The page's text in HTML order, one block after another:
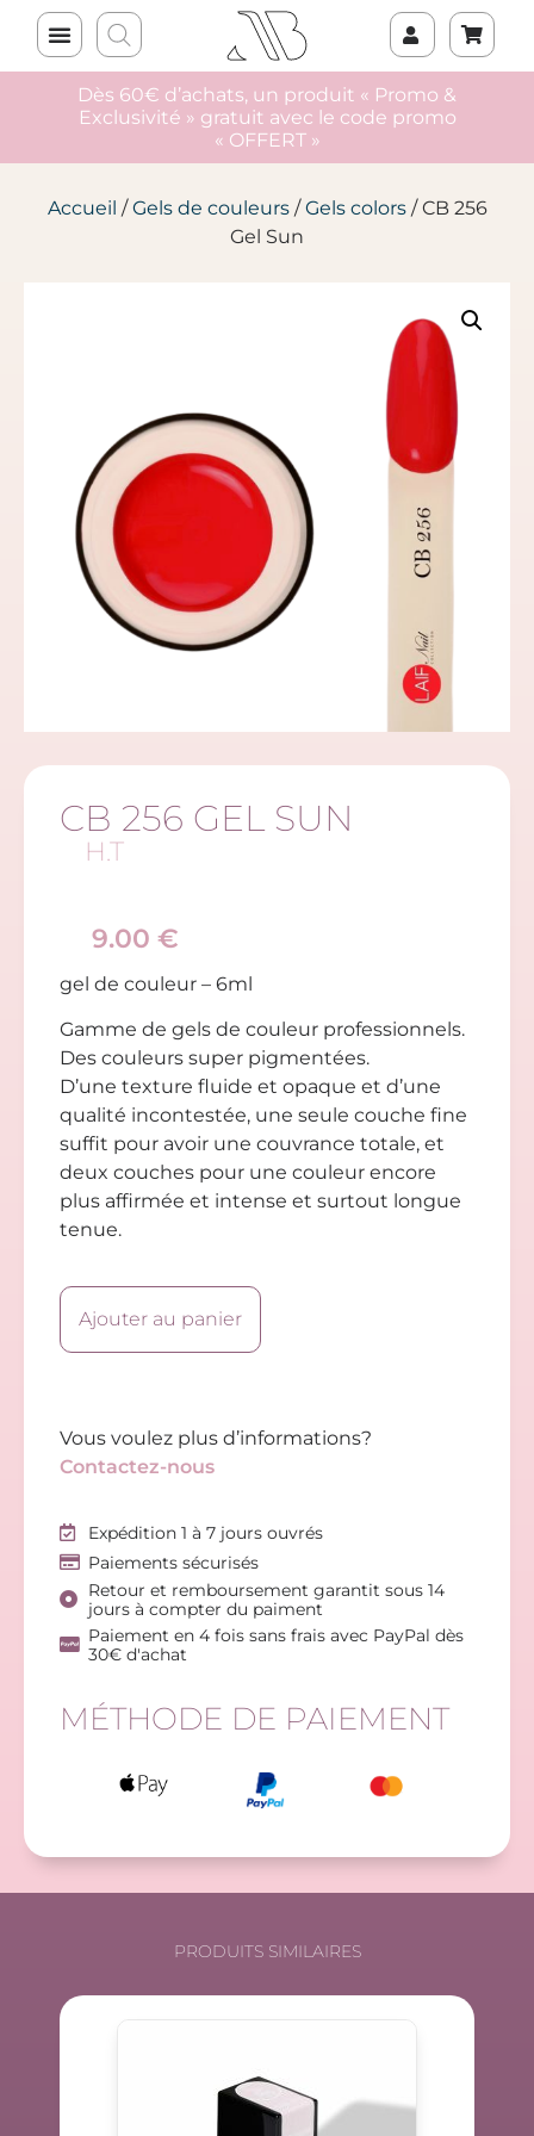
Dès 60€ d’achats, un produit « Promo &
Exclusivité » gratuit avec le code promo
« OFFERT »
Accueil /Gels de couleurs/Gels colors/ CB 256
Gel Sun
CB 256 GEL SUN
H.T
9.00 €
gel de couleur – 6ml
Gamme de gels de couleur professionnels.
Des couleurs super pigmentées.
D’une texture fluide et opaque et d’une
qualité incontestée, une seule couche fine
suffit pour avoir une couvrance totale, et
deux couches pour une couleur encore
plus affirmée et intense et surtout longue
tenue.
Ajouter au panier
Vous voulez plus d’informations?
Contactez-nous
Expédition 1 à 7 jours ouvrés
Paiements sécurisés
Retour et remboursement garantit sous 14
jours à compter du paiment
Paiement en 4 fois sans frais avec PayPal dès
30€ d'achat
MÉTHODE DE PAIEMENT
PRODUITS SIMILAIRES